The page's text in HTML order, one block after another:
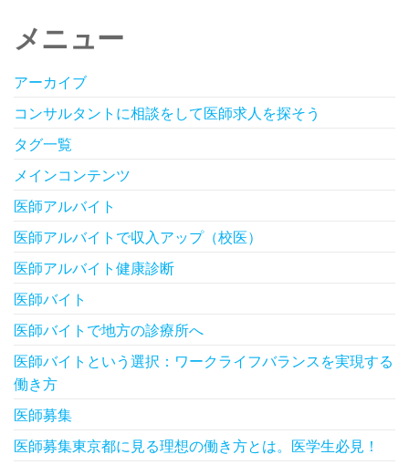
メニュー
アーカイブ
コンサルタントに相談をして医師求人を探そう
タグ一覧
メインコンテンツ
医師アルバイト
医師アルバイトで収入アップ（校医）
医師アルバイト健康診断
医師バイト
医師バイトで地方の診療所へ
医師バイトという選択：ワークライフバランスを実現する
働き方
医師募集
医師募集東京都に見る理想の働き方とは。医学生必見！